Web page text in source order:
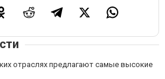
отраслях предлагают самые высокие